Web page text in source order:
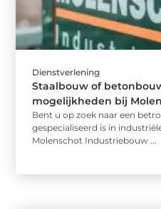
Dienstverlening
Staalbouw of
mogelijkheden bij
Bent u op zoek naar een
gespecialiseerd is in
Molenschot Industriebouw ...